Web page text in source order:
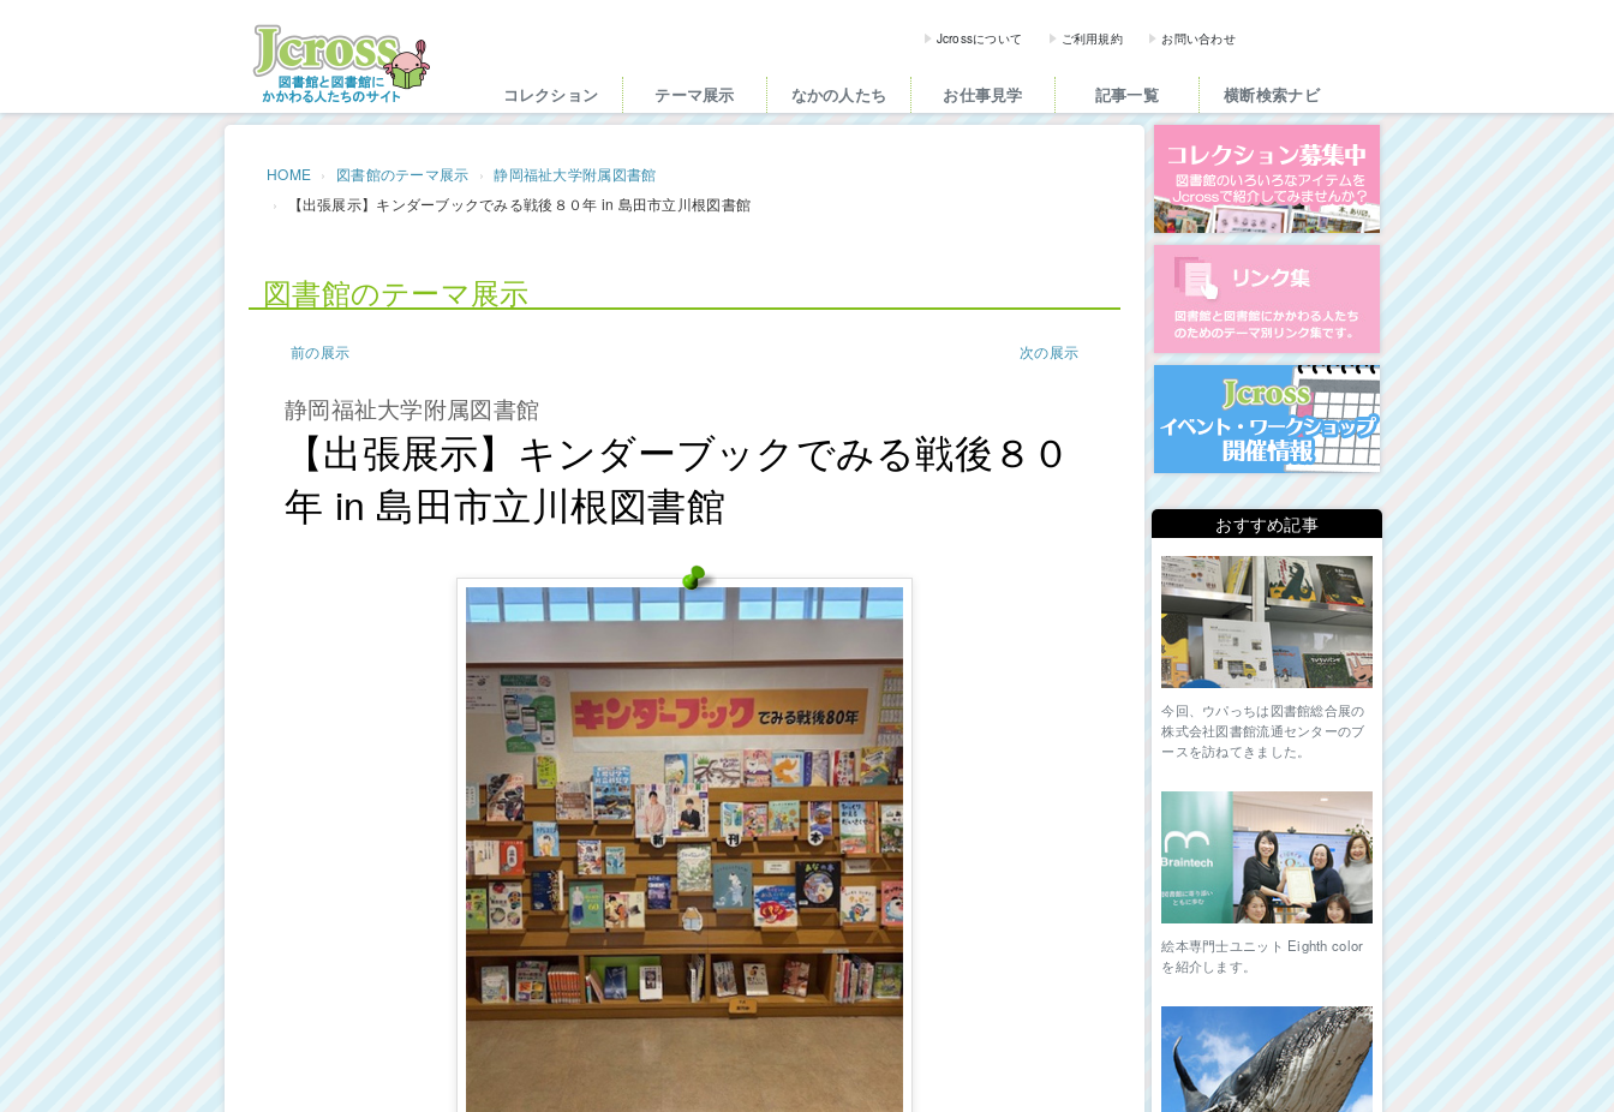
Jcross（ジェイクロス）| 図書館と図書館にかかわる人た
Jcrossについて ご利用規約 お問い合わせ
コレクション テーマ展示 なかの人たち お仕事見学 記事一覧 横断検索ナビ
HOME 図書館のテーマ展示
静岡福祉大学附属図書館
【出張展示】キンダーブックでみる戦後８０年 in 島田市立川根図書館
図書館のテーマ展示
前の展示 次の展示
静岡福祉大学附属図書館
【出張展示】キンダーブックでみる戦後８０
年 in 島田市立川根図書館
コレクション募集中
図書館リンク集
イベント・ワークショップ開
おすすめ記事
今回、ウパっちは図書館総合展の
株式会社図書館流通センターのブ
ースを訪ねてきました。
絵本専門士ユニット Eighth color
を紹介します。